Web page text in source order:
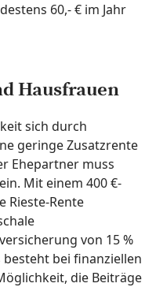
60,- € im Jahr
Hausfrauen
sich durch
geringe Zusatzrente
Ehepartner muss
Mit einem 400 €-
Rieste-Rente
von 15 %
besteht bei finanziellen
die Beiträge